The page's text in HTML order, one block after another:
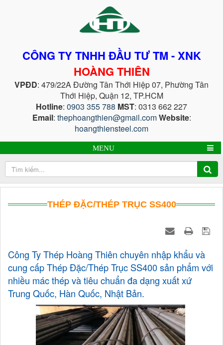
CÔNG TY TNHH ĐẦU TƯ TM - XNK
HOÀNG THIÊN
VPĐD: 479/22A Đường Tân Thới Hiệp 07, Phường Tân
Thới Hiệp, Quận 12, TP.HCM
Hotline: 0903 355 788 MST: 0313 662 227
Email: thephoangthien@gmail.comWebsite:
hoangthiensteel.com
MENU
THÉP ĐẶC/THÉP TRỤC SS400
Công Ty Thép Hoàng Thiên chuyên nhập khẩu và
cung cấp Thép Đặc/Thép Trục SS400 sản phẩm với
nhiều mác thép và tiêu chuẩn đa dạng xuất xứ
Trung Quốc, Hàn Quốc, Nhật Bản.